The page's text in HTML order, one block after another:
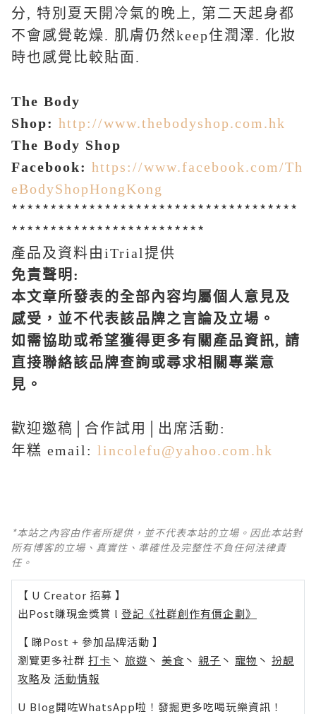
分, 特別夏天開冷氣的晚上, 第二天起身都
不會感覺乾燥. 肌膚仍然keep住潤澤. 化妝
時也感覺比較貼面.
The Body
Shop: http://www.thebodyshop.com.hk
The Body Shop
Facebook: https://www.facebook.com/Th
eBodyShopHongKong
*************************************
*************************
產品及資料由iTrial提供
免責聲明 :
本文章所發表的全部內容均屬個人意見及
感受，並不代表該品牌之言論及立場。
如需協助或希望獲得更多有關產品資訊, 請
直接聯絡該品牌查詢或尋求相關專業意
見。
歡迎邀稿│合作試用│出席活動:
年糕 email: lincolefu@yahoo.com.hk
*本站之內容由作者所提供，並不代表本站的立場。因此本站對
所有博客的立場、真實性、準確性及完整性不負任何法律責
任。
【 U Creator 招募 】
出Post賺現金獎賞 l 登記《社群創作有價企劃》
【 睇Post + 參加品牌活動 】
瀏覽更多社群 打卡 丶 旅遊 丶 美食 丶 親子 丶 寵物 丶 扮靚
攻略及 活動情報
U Blog開咗WhatsApp啦！發掘更多吃喝玩樂資訊！